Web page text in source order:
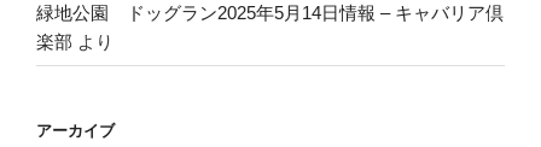
緑地公園 ドッグラン2025年5月14日情報 – キャバリア倶
楽部 より
アーカイブ